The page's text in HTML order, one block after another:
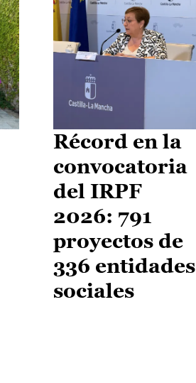
Récord en la
convocatoria
del IRPF
2026: 791
proyectos de
336 entidades
sociales